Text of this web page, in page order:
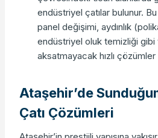
endüstriyel çatılar bulunur.
panel değişimi, aydınlık
endüstriyel oluk temizliği
aksatmayacak hızlı
Ataşehir’de
Çatı Çözümleri